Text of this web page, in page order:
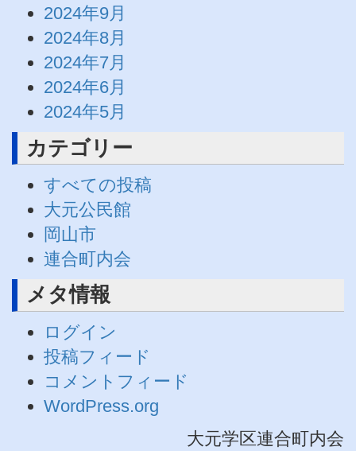
2024年9月
2024年8月
2024年7月
2024年6月
2024年5月
カテゴリー
すべての投稿
大元公民館
岡山市
連合町内会
メタ情報
ログイン
投稿フィード
コメントフィード
WordPress.org
大元学区連合町内会